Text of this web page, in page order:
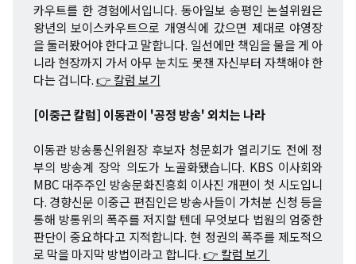
카우트를 한 경험에서입니다. 동아일보 송평인 논설위원은
왕년의 보이스카우트으로 개영식에 갔으면 제대로 야영장
을 둘러봤어야 한다고 말합니다. 일선에만 책임을 물을 게 아
니라 현장까지 가서 아무 눈치도 못챈 자신부터 자책해야 한
다는 겁니다.👉 칼럼 보기
[이중근 칼럼] 이동관이 '공정 방송' 외치는 나라
이동관 방송통신위원장 후보자 청문회가 열리기도 전에 정
부의 방송계 장악 의도가 노골화됐습니다. KBS 이사회와
MBC 대주주인 방송문화진흥회 이사진 개편이 첫 시도입니
다. 경향신문 이중근 편집인은 방송사들이 가처분 신청 등을
통해 방통위의 폭주를 저지할 텐데 무엇보다 법원의 엄중한
판단이 중요하다고 지적합니다. 현 정권의 폭주를 제도적으
로 막을 마지막 방법이라고 합니다.👉 칼럼 보기